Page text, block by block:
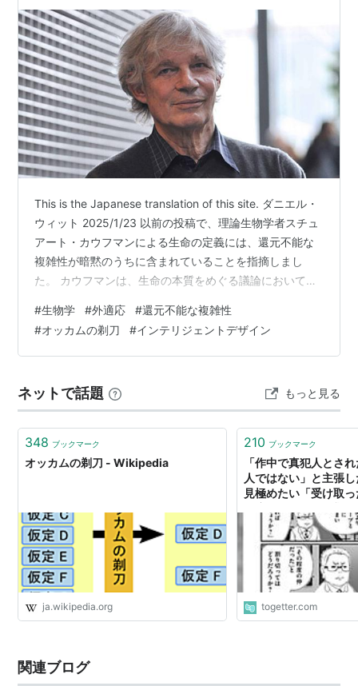
This is the Japanese translation of this site. ダニエル・
ウィット 2025/1/23 以前の投稿で、理論生物学者スチュ
アート・カウフマンによる生命の定義には、還元不能な
複雑性が暗黙のうちに含まれていることを指摘しまし
た。 カウフマンは、生命の本質をめぐる議論において、
主導型のシステムを説明するために必要な、当惑させる
ような理論的詳細を真剣に受け止めているからです。彼
はまた、ネオダーウィニズムの「現代総合説」に対する
いる人々にとって、なぜ一部の人々が…
#生物学 #外適応 #還元不能な複雑性
#オッカムの剃刀 #インテリジェントデザイン
ネットで話題 もっと見る
348 ブックマーク
オッカムの剃刀 - Wikipedia
ja.wikipedia.org
210 ブックマーク
「作中で真犯人とさ
人ではない」と主張
見極めたい「受け取
togetter.com
関連ブログ